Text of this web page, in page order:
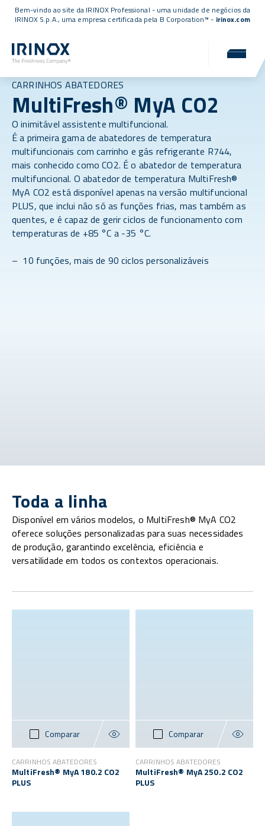
Bem-vindo ao site da IRINOX Professional - uma unidade de negócios da
IRINOX S.p.A., uma empresa certificada pela B Corporation™ - irinox.com
CARRINHOS ABATEDORES
MultiFresh® MyA CO2
O inimitável assistente multifuncional.
É a primeira gama de abatedores de temperatura
multifuncionais com carrinho e gás refrigerante R744,
mais conhecido como CO2. É o abatedor de temperatura
multifuncional. O abatedor de temperatura MultiFresh®
MyA CO2 está disponível apenas na versão multifuncional
PLUS, que inclui não só as funções frias, mas também as
quentes, e é capaz de gerir ciclos de funcionamento com
temperaturas de +85 °C a -35 °C.
– 10 funções, mais de 90 ciclos personalizáveis
Toda a linha
Disponível em vários modelos, o MultiFresh® MyA CO2
oferece soluções personalizadas para suas necessidades
de produção, garantindo excelência, eficiência e
versatilidade em todos os contextos operacionais.
Comparar
CARRINHOS ABATEDORES
MultiFresh® MyA 180.2 CO2
PLUS
Comparar
CARRINHOS ABATEDORES
MultiFresh® MyA 250.2 CO2
PLUS